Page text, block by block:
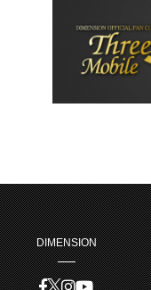
DIMENSION